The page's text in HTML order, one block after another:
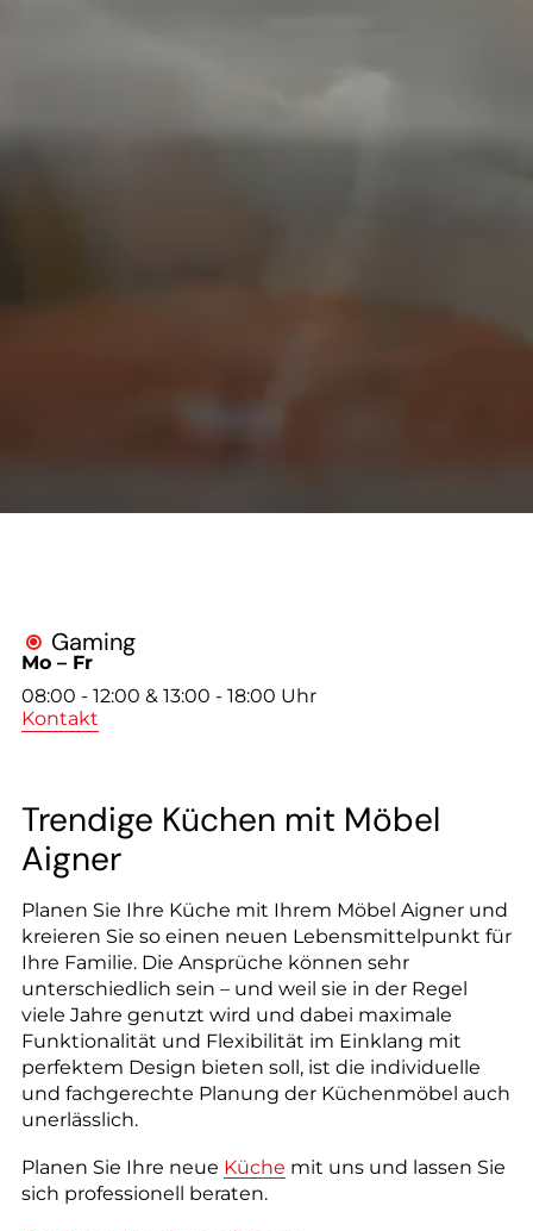
--
--
--
 Gaming
Mo – Fr
08:00 - 12:00 & 13:00 - 18:00 Uhr
Kontakt
Trendige Küchen mit Möbel
Aigner
Planen Sie Ihre Küche mit Ihrem Möbel Aigner und
kreieren Sie so einen neuen Lebensmittelpunkt für
Ihre Familie. Die Ansprüche können sehr
unterschiedlich sein – und weil sie in der Regel
viele Jahre genutzt wird und dabei maximale
Funktionalität und Flexibilität im Einklang mit
perfektem Design bieten soll, ist die individuelle
und fachgerechte Planung der Küchenmöbel auch
unerlässlich.
Planen Sie Ihre neue Küche mit uns und lassen Sie
sich professionell beraten.